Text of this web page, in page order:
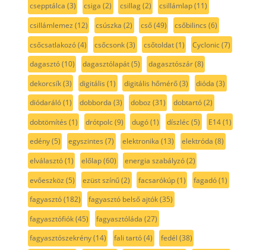
csepptálca (3) csiga (2) csillag(2) csillámlap(11)
csillámlemez (12) csúszka (2) cső(49) csőbilincs (6)
csőcsatlakozó(4) csőcsonk(3) csőtoldat(1) Cyclonic(7)
dagasztó(10) dagasztólapát(5) dagasztószár(8)
dekorcsík(3) digitális (1) digitális hőmérő(3) dióda (3)
diódaráló(1) dobborda (3) doboz (31) dobtartó(2)
dobtömítés (1) drótpolc(9) dugó(1) díszléc(5) E14(1)
edény(5) egyszintes (7) elektronika (13) elektróda (8)
elválasztó(1) előlap(60) energia szabályzó(2)
evőeszköz (5) ezüst színű(2) facsarókúp(1) fagadó(1)
fagyasztó(182) fagyasztó belső ajtók(35)
fagyasztófiók(45) fagyasztóláda (27)
fagyasztószekrény(14) fali tartó(4) fedél (38)